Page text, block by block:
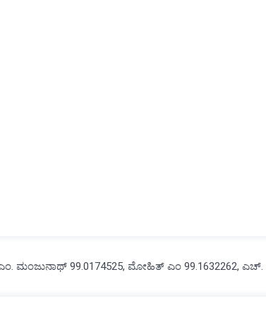
ಮಂಜುನಾಥ್ 99.0174525, ಮೋಹಿತ್ ಎಂ 99.1632262, ಎಚ್.